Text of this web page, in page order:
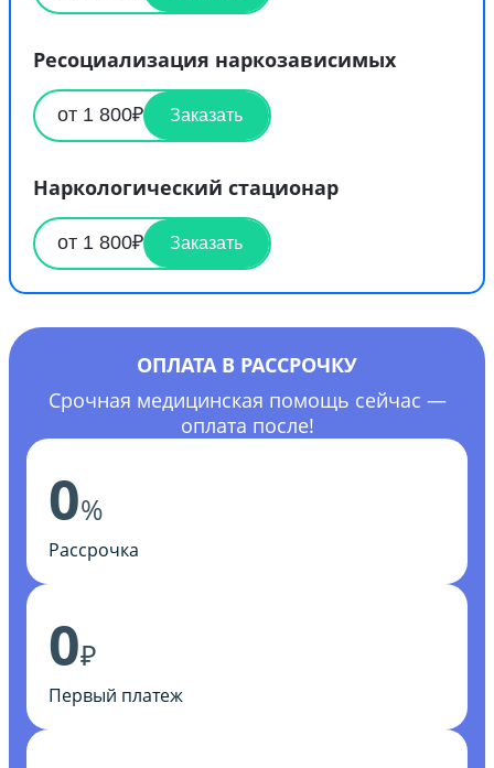
Ресоциализация наркозависимых
от 1 800₽ Заказать
Наркологический стационар
от 1 800₽ Заказать
ОПЛАТА В РАССРОЧКУ
Срочная медицинская помощь сейчас —
оплата после!
0%
Рассрочка
0₽
Первый платеж